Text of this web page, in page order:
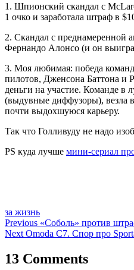
1. Шпионский скандал с
1 очко и заработала штраф в
2. Скандал с преднамеренной
Фернандо Алонсо (и он
3. Моя любимая: победа
пилотов, Дженсона Баттона и
деньги на участие. Команде в
(выдувные диффузоры), везла
почти выдохшуюся карьеру.
Так что Голливуду не надо
PS куда лучше мини-сериал
за жизнь
Навигация
по
записям
Previous «Соболь» против
Next Omoda C7. Спор про
13 Comments